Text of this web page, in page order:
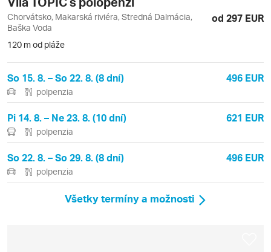
Chorvátsko, Makarská riviéra, Stredná Dalmácia,
Baška Voda
od 297 EUR
120 m od pláže
So 15. 8. – So 22. 8. (8 dní) 496 EUR
polpenzia
Pi 14. 8. – Ne 23. 8. (10 dní) 621 EUR
polpenzia
So 22. 8. – So 29. 8. (8 dní) 496 EUR
polpenzia
Všetky termíny a možnosti